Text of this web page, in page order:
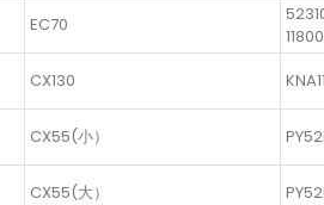
EC70
11800
CX130
CX55(小）
CX55(大）